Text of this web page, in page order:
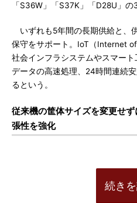
「S36W」「S37K」「D28U」の
いずれも5年間の長期供給と、
保守をサポート。IoT（Internet
社会インフラシステムやスマー
データの高速処理、24時間連続
るという。
従来機の筐体サイズを変更せ
張性を強化
続き